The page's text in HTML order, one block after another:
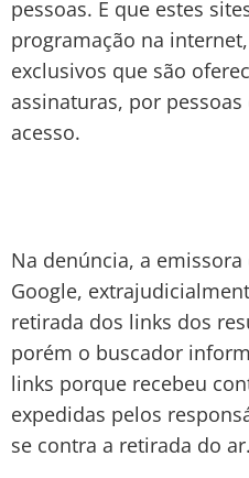
pessoas. E que estes
programação na
exclusivos que são
assinaturas, por
acesso.
Na denúncia, a
Google,
retirada dos links dos
porém o buscador
links porque recebeu
expedidas pelos
se contra a retirada do ar.